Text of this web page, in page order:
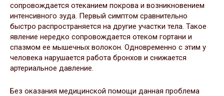
сопровождается отеканием покрова и возникновением
интенсивного зуда. Первый симптом сравнительно
быстро распространяется на другие участки тела. Такое
явление нередко сопровождается отеком гортани и
спазмом ее мышечных волокон. Одновременно с этим у
человека нарушается работа бронхов и снижается
артериальное давление.
Без оказания медицинской помощи данная проблема